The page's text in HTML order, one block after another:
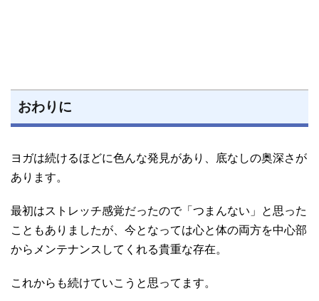
おわりに
ヨガは続けるほどに色んな発見があり、底なしの奥深さが
あります。
最初はストレッチ感覚だったので「つまんない」と思った
こともありましたが、今となっては心と体の両方を中心部
からメンテナンスしてくれる貴重な存在。
これからも続けていこうと思ってます。